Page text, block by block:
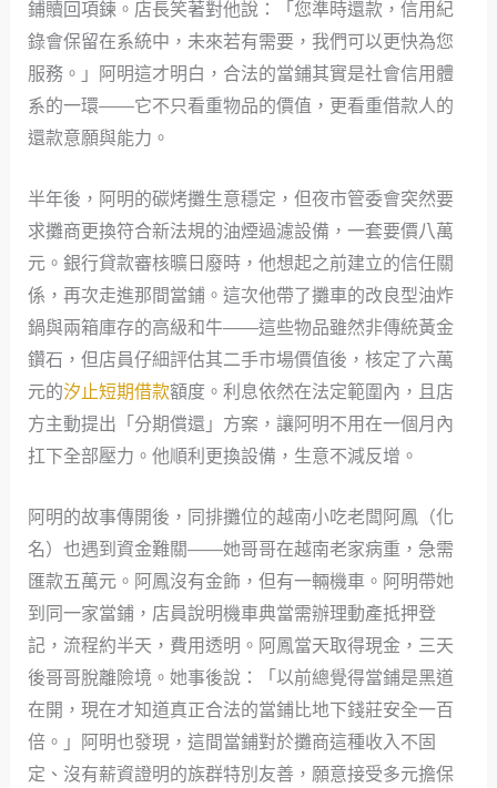
鋪贖回項鍊。店長笑著對他說：「您準時還款，信用紀
錄會保留在系統中，未來若有需要，我們可以更快為您
服務。」阿明這才明白，合法的當鋪其實是社會信用體
系的一環——它不只看重物品的價值，更看重借款人的
還款意願與能力。
半年後，阿明的碳烤攤生意穩定，但夜市管委會突然要
求攤商更換符合新法規的油煙過濾設備，一套要價八萬
元。銀行貸款審核曠日廢時，他想起之前建立的信任關
係，再次走進那間當鋪。這次他帶了攤車的改良型油炸
鍋與兩箱庫存的高級和牛——這些物品雖然非傳統黃金
鑽石，但店員仔細評估其二手市場價值後，核定了六萬
元的汐止短期借款額度。利息依然在法定範圍內，且店
方主動提出「分期償還」方案，讓阿明不用在一個月內
扛下全部壓力。他順利更換設備，生意不減反增。
阿明的故事傳開後，同排攤位的越南小吃老闆阿鳳（化
名）也遇到資金難關——她哥哥在越南老家病重，急需
匯款五萬元。阿鳳沒有金飾，但有一輛機車。阿明帶她
到同一家當鋪，店員說明機車典當需辦理動產抵押登
記，流程約半天，費用透明。阿鳳當天取得現金，三天
後哥哥脫離險境。她事後說：「以前總覺得當鋪是黑道
在開，現在才知道真正合法的當鋪比地下錢莊安全一百
倍。」阿明也發現，這間當鋪對於攤商這種收入不固
定、沒有薪資證明的族群特別友善，願意接受多元擔保